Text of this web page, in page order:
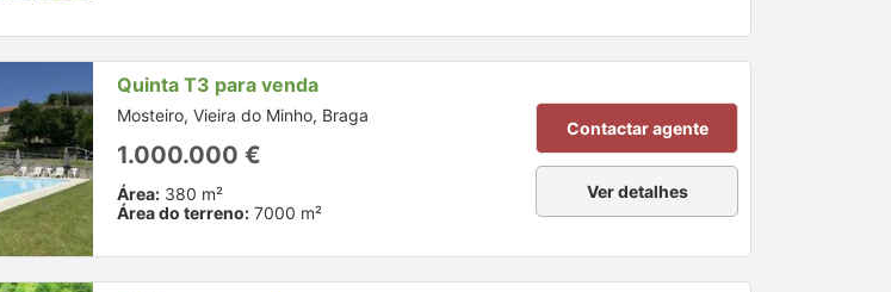
Quinta T3 para venda
Mosteiro, Vieira do Minho, Braga
1.000.000 €
Área: 380 m²
Área do terreno: 7000 m²
Contactar agente
Ver detalhes